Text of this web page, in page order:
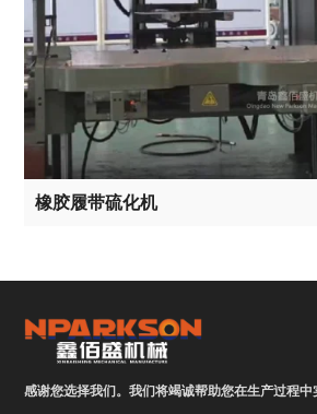
橡胶履带硫化机
感谢您选择我们。我们将竭诚帮助您在生产过程中